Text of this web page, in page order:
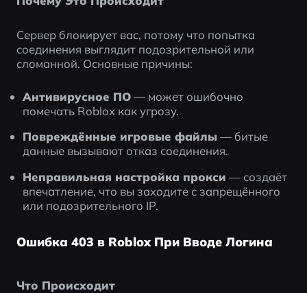
Сервер блокирует вас, потому что попытка
соединения выглядит подозрительной или
сломанной. Основные причины:
Антивирусное ПО — может ошибочно
помечать Roblox как угрозу.
Повреждённые игровые файлы — битые
данные вызывают отказ соединения.
Неправильная настройка прокси — создаёт
впечатление, что вы заходите с запрещённого
или подозрительного IP.
Ошибка 403 в Roblox При Вводе Логина
Что Происходит